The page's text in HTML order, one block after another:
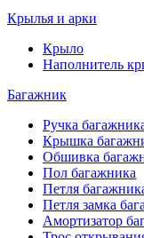
Крылья и арки
Крыло
Наполнитель
Багажник
Ручка
Крышка
Обшивка
Пол багажника
Петля
Петля замка
Амортизатор